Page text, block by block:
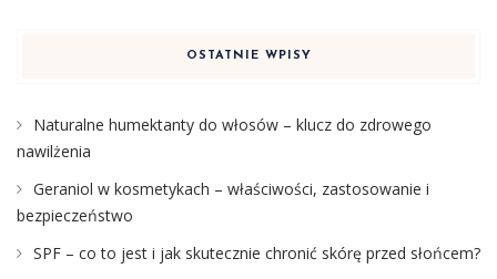
OSTATNIE WPISY
Naturalne humektanty do włosów – klucz do zdrowego
nawilżenia
Geraniol w kosmetykach – właściwości, zastosowanie i
bezpieczeństwo
SPF – co to jest i jak skutecznie chronić skórę przed słońcem?